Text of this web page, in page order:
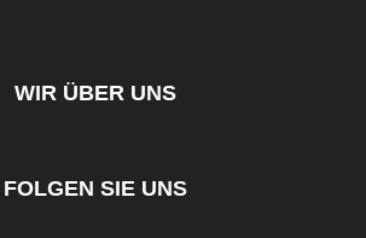
WIR ÜBER UNS
FOLGEN SIE UNS